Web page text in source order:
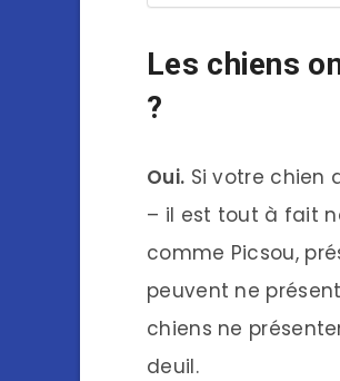
Les chiens
?
Oui. Si votre chien
– il est tout à fait
comme Picsou,
peuvent ne
chiens ne
deuil.